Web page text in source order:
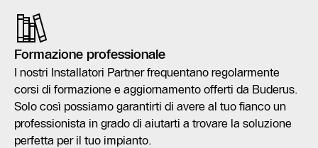
Formazione professionale
I nostri Installatori Partner frequentano regolarmente
corsi di formazione e aggiornamento offerti da Buderus.
Solo così possiamo garantirti di avere al tuo fianco un
professionista in grado di aiutarti a trovare la soluzione
perfetta per il tuo impianto.